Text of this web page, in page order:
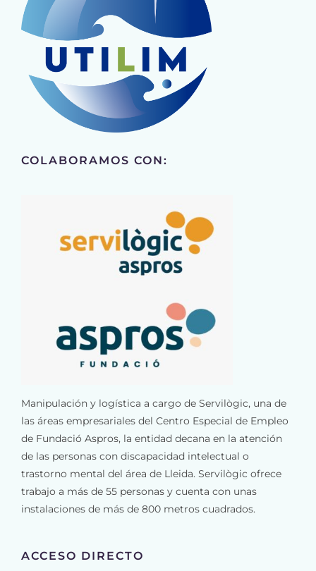
COLABORAMOS CON:
Manipulación y logística a cargo de Servilògic, una de
las áreas empresariales del Centro Especial de Empleo
de Fundació Aspros, la entidad decana en la atención
de las personas con discapacidad intelectual o
trastorno mental del área de Lleida. Servilògic ofrece
trabajo a más de 55 personas y cuenta con unas
instalaciones de más de 800 metros cuadrados.
ACCESO DIRECTO